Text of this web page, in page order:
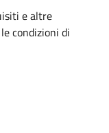
e altre
condizioni di